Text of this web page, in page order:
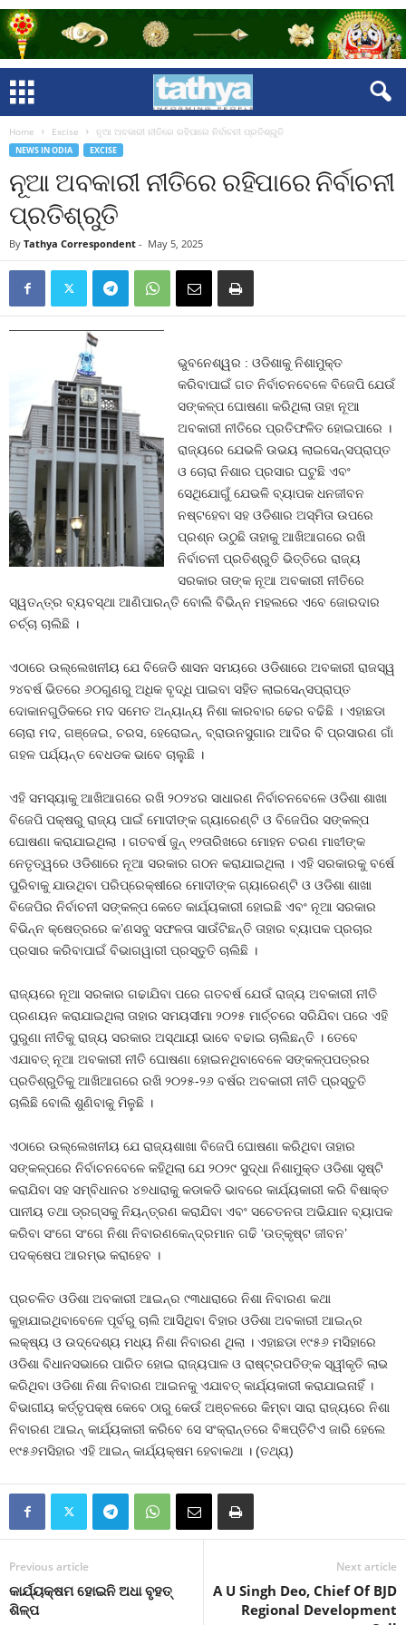
Home Excise ନୂଆ ଅବକାରୀ ନୀତିରେ ରହିପାରେ ନିର୍ବାଚନୀ ପ୍ରତିଶ୍ରୁତି
NEWS IN ODIA EXCISE
ନୂଆ ଅବକାରୀ ନୀତିରେ ରହିପାରେ ନିର୍ବାଚନୀ
ପ୍ରତିଶ୍ରୁତି
By Tathya Correspondent - May 5, 2025
ଭୁବନେଶ୍ୱର : ଓଡିଶାକୁ ନିଶାମୁକ୍ତ
କରିବାପାଇଁ ଗତ ନିର୍ବାଚନବେଳେ ବିଜେପି ଯେଉଁ
ସଙ୍କଳ୍ପ ଘୋଷଣା କରିଥିଲା ତାହା ନୂଆ
ଅବକାରୀ ନୀତିରେ ପ୍ରତିଫଳିତ ହୋଇପାରେ ।
ରାଜ୍ୟରେ ଯେଭଳି ଉଭୟ ଲାଇସେନ୍ସପ୍ରାପ୍ତ
ଓ ଚୋରା ନିଶାର ପ୍ରସାର ଘଟୁଛି ଏବଂ
ସେଥିଯୋଗୁଁ ଯେଭଳି ବ୍ୟାପକ ଧନଜୀବନ
ନଷ୍ଟହେବା ସହ ଓଡିଶାର ଅସ୍ମିତା ଉପରେ
ପ୍ରଶ୍ନ ଉଠୁଛି ତାହାକୁ ଆଖିଆଗରେ ରଖି
ନିର୍ବାଚନୀ ପ୍ରତିଶ୍ରୁତି ଭିତ୍ତିରେ ରାଜ୍ୟ
ସରକାର ତାଙ୍କ ନୂଆ ଅବକାରୀ ନୀତିରେ
ସ୍ୱତନ୍ତ୍ର ବ୍ୟବସ୍ଥା ଆଣିପାରନ୍ତି ବୋଲି ବିଭିନ୍ନ ମହଲରେ ଏବେ ଜୋରଦାର
ଚର୍ଚ୍ଚା ଚାଲିଛି ।
ଏଠାରେ ଉଲ୍ଲେଖନୀୟ ଯେ ବିଜେଡି ଶାସନ ସମୟରେ ଓଡିଶାରେ ଅବକାରୀ ରାଜସ୍ୱ
୨୪ବର୍ଷ ଭିତରେ ୬୦ଗୁଣରୁ ଅଧିକ ବୃଦ୍ଧି ପାଇବା ସହିତ ଲାଇସେନ୍ସପ୍ରାପ୍ତ
ଦୋକାନଗୁଡିକରେ ମଦ ସମେତ ଅନ୍ୟାନ୍ୟ ନିଶା କାରବାର ଢେର ବଢିଛି । ଏହାଛଡା
ଚୋରା ମଦ, ଗଞ୍ଜେଇ, ଚରସ, ହେରୋଇନ୍‍, ବ୍ରାଉନସୁଗାର ଆଦିର ବି ପ୍ରସାରଣ ଗାଁ
ଗହଳ ପର୍ଯ୍ୟନ୍ତ ବେଧଡକ ଭାବେ ଚାଲୁଛି ।
ଏହି ସମସ୍ୟାକୁ ଆଖିଆଗରେ ରଖି ୨୦୨୪ର ସାଧାରଣ ନିର୍ବାଚନବେଳେ ଓଡିଶା ଶାଖା
ବିଜେପି ପକ୍ଷରୁ ରାଜ୍ୟ ପାଇଁ ମୋଦୀଙ୍କ ଗ୍ୟାରେଣ୍ଟି ଓ ବିଜେପିର ସଙ୍କଳ୍ପ
ଘୋଷଣା କରାଯାଇଥିଲା । ଗତବର୍ଷ ଜୁନ୍‍ ୧୨ତାରିଖରେ ମୋହନ ଚରଣ ମାଝୀଙ୍କ
ନେତୃତ୍ୱରେ ଓଡିଶାରେ ନୂଆ ସରକାର ଗଠନ କରାଯାଇଥିଲା । ଏହି ସରକାରକୁ ବର୍ଷେ
ପୁରିବାକୁ ଯାଉଥିବା ପରିପ୍ରେକ୍ଷୀରେ ମୋଦୀଙ୍କ ଗ୍ୟାରେଣ୍ଟି ଓ ଓଡିଶା ଶାଖା
ବିଜେପିର ନିର୍ବାଚନୀ ସଙ୍କଳ୍ପ କେତେ କାର୍ଯ୍ୟକାରୀ ହୋଇଛି ଏବଂ ନୂଆ ସରକାର
ବିଭିନ୍ନ କ୍ଷେତ୍ରରେ କ’ଣସବୁ ସଫଳତା ସାଉଁଟିଛନ୍ତି ତାହାର ବ୍ୟାପକ ପ୍ରଚାର
ପ୍ରସାର କରିବାପାଇଁ ବିଭାଗୱାରୀ ପ୍ରସ୍ତୁତି ଚାଲିଛି ।
ରାଜ୍ୟରେ ନୂଆ ସରକାର ଗଢାଯିବା ପରେ ଗତବର୍ଷ ଯେଉଁ ରାଜ୍ୟ ଅବକାରୀ ନୀତି
ପ୍ରଣୟନ କରାଯାଇଥିଲା ତାହାର ସମୟସୀମା ୨୦୨୫ ମାର୍ଚ୍ଚରେ ସରିଯିବା ପରେ ଏହି
ପୁରୁଣା ନୀତିକୁ ରାଜ୍ୟ ସରକାର ଅସ୍ଥାୟୀ ଭାବେ ବଢାଇ ଚାଲିଛନ୍ତି । ତେବେ
ଏଯାବତ୍‍ ନୂଆ ଅବକାରୀ ନୀତି ଘୋଷଣା ହୋଇନଥିବାବେଳେ ସଙ୍କଳ୍ପପତ୍ରର
ପ୍ରତିଶ୍ରୁତିକୁ ଆଖିଆଗରେ ରଖି ୨୦୨୫-୨୬ ବର୍ଷର ଅବକାରୀ ନୀତି ପ୍ରସ୍ତୁତି
ଚାଲିଛି ବୋଲି ଶୁଣିବାକୁ ମିଳୁଛି ।
ଏଠାରେ ଉଲ୍ଲେଖନୀୟ ଯେ ରାଜ୍ୟଶାଖା ବିଜେପି ଘୋଷଣା କରିଥିବା ତାହାର
ସଙ୍କଳ୍ପରେ ନିର୍ବାଚନବେଳେ କହିଥିଲା ଯେ ୨୦୨୯ ସୁଦ୍ଧା ନିଶାମୁକ୍ତ ଓଡିଶା ସୃଷ୍ଟି
କରାଯିବା ସହ ସମ୍ବିଧାନର ୪୭ଧାରାକୁ କଡାକଡି ଭାବରେ କାର୍ଯ୍ୟକାରୀ କରି ବିଷାକ୍ତ
ପାନୀୟ ତଥା ଡ୍ରଗ୍ସକୁ ନିୟନ୍ତ୍ରଣ କରାଯିବା ଏବଂ ସଚେତନତା ଅଭିଯାନ ବ୍ୟାପକ
କରିବା ସଂଗେ ସଂଗେ ନିଶା ନିବାରଣକେନ୍ଦ୍ରମାନ ଗଢି ‘ଉତ୍କୃଷ୍ଟ ଜୀବନ’
ପଦକ୍ଷେପ ଆରମ୍ଭ କରାହେବ ।
ପ୍ରଚଳିତ ଓଡିଶା ଅବକାରୀ ଆଇନ୍‍ର ୯୩ଧାରାରେ ନିଶା ନିବାରଣ କଥା
କୁହାଯାଇଥିବାବେଳେ ପୂର୍ବରୁ ଚାଲି ଆସିଥିବା ବିହାର ଓଡିଶା ଅବକାରୀ ଆଇନ୍‍ର
ଲକ୍ଷ୍ୟ ଓ ଉଦ୍ଦେଶ୍ୟ ମଧ୍ୟ ନିଶା ନିବାରଣ ଥିଲା । ଏହାଛଡା ୧୯୫୬ ମସିହାରେ
ଓଡିଶା ବିଧାନସଭାରେ ପାରିତ ହୋଇ ରାଜ୍ୟପାଳ ଓ ରାଷ୍ଟ୍ରପତିଙ୍କ ସ୍ୱୀକୃତି ଲାଭ
କରିଥିବା ଓଡିଶା ନିଶା ନିବାରଣ ଆଇନକୁ ଏଯାବତ୍‍ କାର୍ଯ୍ୟକାରୀ କରାଯାଇନାହିଁ ।
ବିଭାଗୀୟ କର୍ତ୍ତୃପକ୍ଷ କେବେ ଠାରୁ କେଉଁ ଅଞ୍ଚଳରେ କିମ୍ବା ସାରା ରାଜ୍ୟରେ ନିଶା
ନିବାରଣ ଆଇନ୍‍ କାର୍ଯ୍ୟକାରୀ କରିବେ ସେ ସଂକ୍ରାନ୍ତରେ ବିଜ୍ଞପ୍ତିଟିଏ ଜାରି ହେଲେ
୧୯୫୬ମସିହାର ଏହି ଆଇନ୍‍ କାର୍ଯ୍ୟକ୍ଷମ ହେବାକଥା । (ତଥ୍ୟ)
Previous article
କାର୍ଯ୍ୟକ୍ଷମ ହୋଇନି ଅଧା ବୃହତ୍‍
ଶିଳ୍ପ
Next article
A U Singh Deo, Chief Of BJD
Regional Development